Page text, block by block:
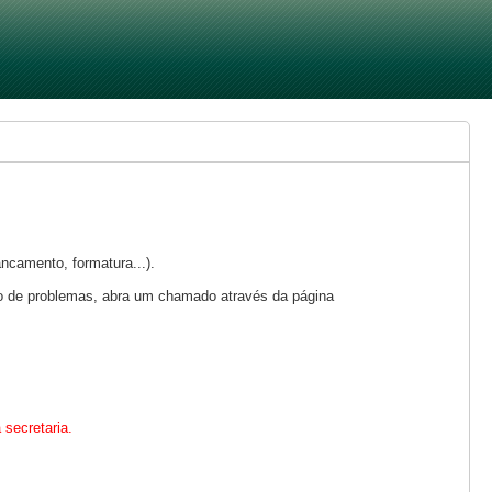
formatura...).
problemas, abra um chamado através da página
secretaria.